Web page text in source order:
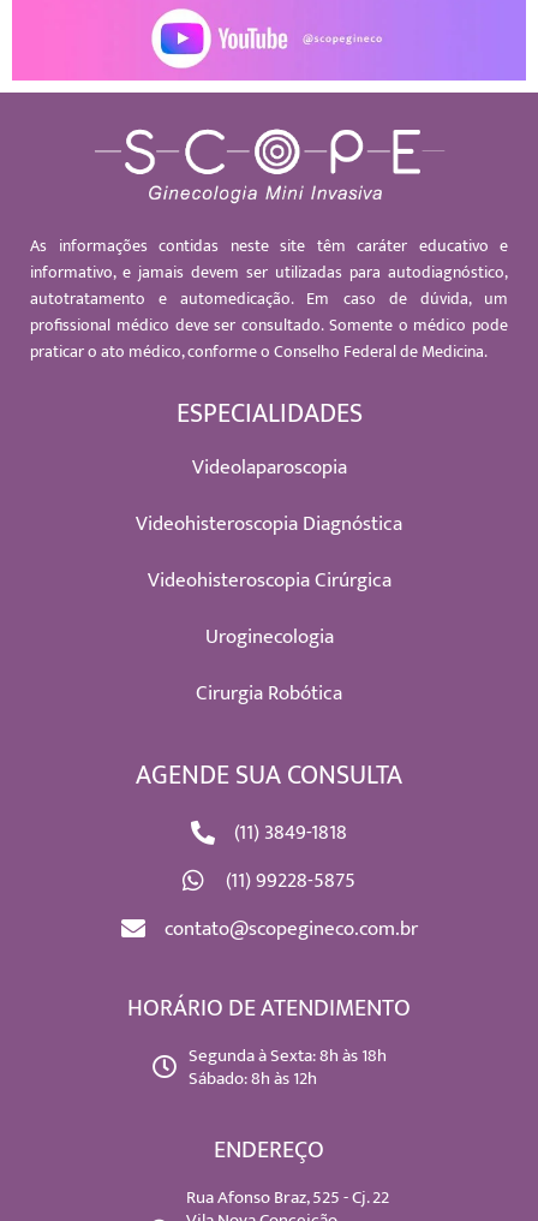
As informações contidas neste site têm caráter educativo e
informativo, e jamais devem ser utilizadas para autodiagnóstico,
autotratamento e automedicação. Em caso de dúvida, um
profissional médico deve ser consultado. Somente o médico pode
praticar o ato médico, conforme o Conselho Federal de Medicina.
ESPECIALIDADES
Videolaparoscopia
Videohisteroscopia Diagnóstica
Videohisteroscopia Cirúrgica
Uroginecologia
Cirurgia Robótica
AGENDE SUA CONSULTA
(11) 3849-1818
(11) 99228-5875
contato@scopegineco.com.br
HORÁRIO DE ATENDIMENTO
Segunda à Sexta: 8h às 18h
Sábado: 8h às 12h
ENDEREÇO
Rua Afonso Braz, 525 - Cj. 22